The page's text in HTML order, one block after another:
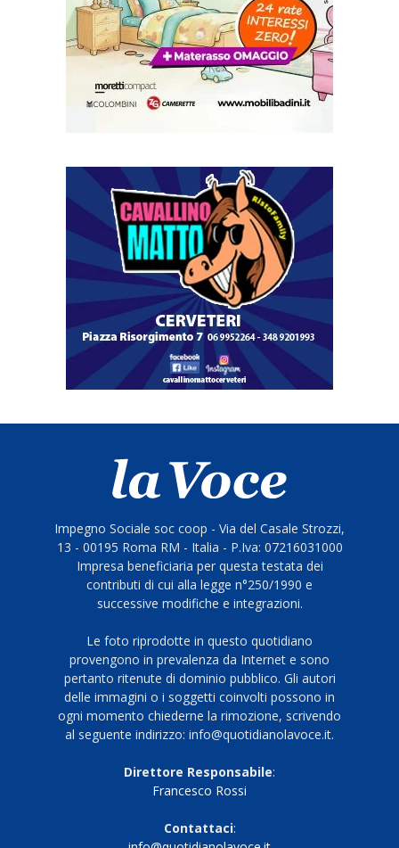
Impegno Sociale soc coop - Via del Casale Strozzi,
13 - 00195 Roma RM - Italia - P.Iva: 07216031000
Impresa beneficiaria per questa testata dei
contributi di cui alla legge n°250/1990 e
successive modifiche e integrazioni.
Le foto riprodotte in questo quotidiano
provengono in prevalenza da Internet e sono
pertanto ritenute di dominio pubblico. Gli autori
delle immagini o i soggetti coinvolti possono in
ogni momento chiederne la rimozione, scrivendo
al seguente indirizzo: info@quotidianolavoce.it.
Direttore Responsabile:
Francesco Rossi
Contattaci: